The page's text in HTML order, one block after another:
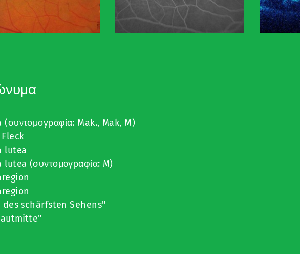
(συντομογραφία: Mak., Mak, M)
lutea
lutea (συντομογραφία: M)
schärfsten Sehens"